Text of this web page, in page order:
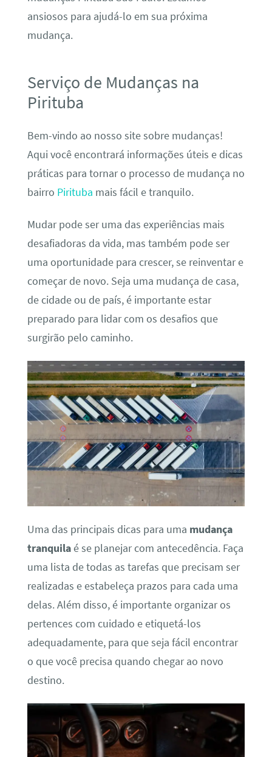
ansiosos para ajudá-lo em sua próxima
mudança.
Serviço de Mudanças na
Pirituba
Bem-vindo ao nosso site sobre mudanças!
Aqui você encontrará informações úteis e dicas
práticas para tornar o processo de mudança no
bairro Pirituba mais fácil e tranquilo.
Mudar pode ser uma das experiências mais
desafiadoras da vida, mas também pode ser
uma oportunidade para crescer, se reinventar e
começar de novo. Seja uma mudança de casa,
de cidade ou de país, é importante estar
preparado para lidar com os desafios que
surgirão pelo caminho.
Uma das principais dicas para uma mudança
tranquilaé se planejar com antecedência. Faça
uma lista de todas as tarefas que precisam ser
realizadas e estabeleça prazos para cada uma
delas. Além disso, é importante organizar os
pertences com cuidado e etiquetá-los
adequadamente, para que seja fácil encontrar
o que você precisa quando chegar ao novo
destino.